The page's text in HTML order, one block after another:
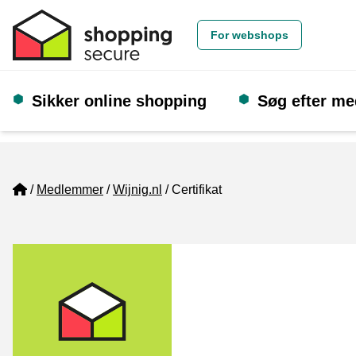
For webshops
Sikker online shopping Søg efter
Home
Medlemmer Wijnig.nl Certifikat